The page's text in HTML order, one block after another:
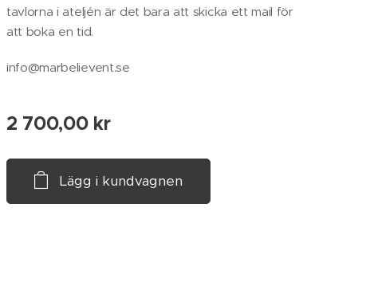
tavlorna i ateljén är det bara att skicka ett mail för
att boka en tid.
info@marbelievent.se
2 700,00kr
Lägg i kundvagnen